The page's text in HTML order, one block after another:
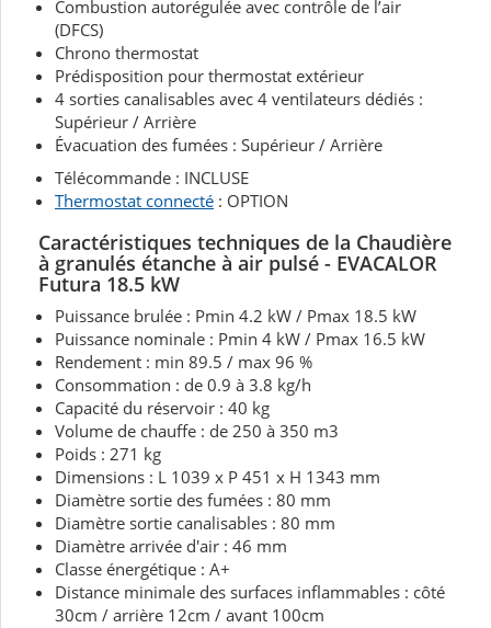
Combustion autorégulée avec contrôle de l’air
(DFCS)
Chrono thermostat
Prédisposition pour thermostat extérieur
4 sorties canalisables avec 4 ventilateurs dédiés :
Supérieur / Arrière
Évacuation des fumées : Supérieur / Arrière
Télécommande : INCLUSE
Thermostat connecté : OPTION
Caractéristiques techniques de la Chaudière
à granulés étanche à air pulsé - EVACALOR
Futura 18.5 kW
Puissance brulée : Pmin 4.2 kW / Pmax 18.5 kW
Puissance nominale : Pmin 4 kW / Pmax 16.5 kW
Rendement : min 89.5 / max 96 %
Consommation : de 0.9 à 3.8 kg/h
Capacité du réservoir : 40 kg
Volume de chauffe : de 250 à 350 m3
Poids : 271 kg
Dimensions : L 1039 x P 451 x H 1343 mm
Diamètre sortie des fumées : 80 mm
Diamètre sortie canalisables : 80 mm
Diamètre arrivée d'air : 46 mm
Classe énergétique : A+
Distance minimale des surfaces inflammables : côté
30cm / arrière 12cm / avant 100cm